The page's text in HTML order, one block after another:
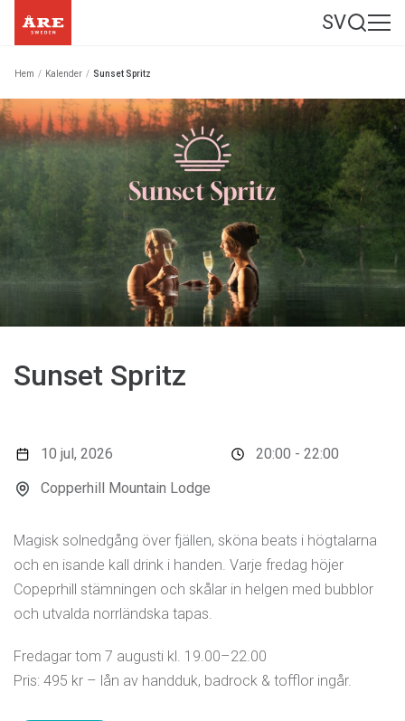
SV
Hem / Kalender / Sunset Spritz
Sunset Spritz
10 jul, 2026
Copperhill Mountain Lodge
20:00 - 22:00
Magisk solnedgång över fjällen, sköna beats i högtalarna
och en isande kall drink i handen. Varje fredag höjer
Copeprhill stämningen och skålar in helgen med bubblor
och utvalda norrländska tapas.
Fredagar tom 7 augusti kl. 19.00–22.00
Pris: 495 kr – lån av handduk, badrock & tofflor ingår.